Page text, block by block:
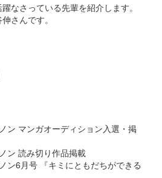
なさっている先輩を紹介します。
さんです。
ン マンガオーディション入選・掲
ン 読み切り作品掲載
ン6月号 『キミにともだちができる